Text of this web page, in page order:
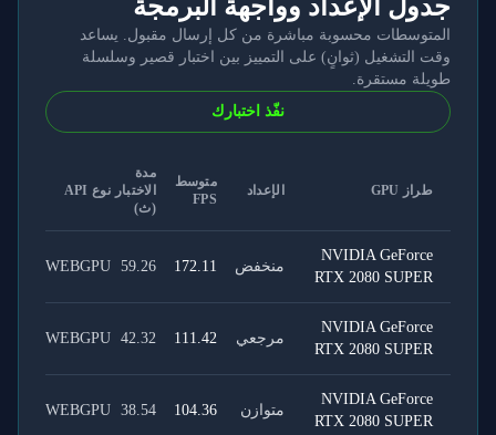
جدول الإعداد وواجهة البرمجة
المتوسطات محسوبة مباشرة من كل إرسال مقبول. يساعد
وقت التشغيل (ثوانٍ) على التمييز بين اختبار قصير وسلسلة
طويلة مستقرة.
نفّذ اختبارك
طراز GPU الإعداد
متوسط
FPS
مدة
الاختبار
(ث)
نوع API
NVIDIA GeForce
RTX 2080 SUPER
منخفض 172.11
59.26
WEBGPU
NVIDIA GeForce
RTX 2080 SUPER
مرجعي 111.42
42.32
WEBGPU
NVIDIA GeForce
RTX 2080 SUPER
متوازن 104.36
38.54
WEBGPU